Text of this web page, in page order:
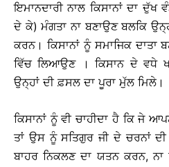
ਇਮਾਨਦਾਰੀ ਨਾਲ ਕਿਸਾਨਾਂ ਦਾ ਦੁੱਖ
ਦੇ ਕੇ) ਮੰਗਤਾ ਨਾ ਬਣਾਉਣ ਬਲਕਿ
ਕਰਨ। ਕਿਸਾਨਾਂ ਨੂੰ ਸਮਾਜਿਕ
ਵਿੱਚ ਲਿਆਉਣ । ਕਿਸਾਨ ਦੇ ਵਧੇ
ਉਨ੍ਹਾਂ ਦੀ ਫ਼ਸਲ ਦਾ ਪੂਰਾ ਮੁੱਲ ਮਿਲੇ।
ਕਿਸਾਨਾਂ ਨੂੰ ਵੀ ਚਾਹੀਦਾ ਹੈ ਕਿ ਜੇ
ਤਾਂ ਉਸ ਨੂੰ ਸਤਿਗੁਰ ਜੀ ਦੇ ਚਰਨਾਂ
ਬਾਹਰ ਨਿਕਲਣ ਦਾ ਯਤਨ ਕਰਨ,